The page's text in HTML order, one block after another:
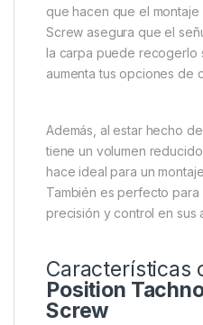
que hacen que el
Screw asegura que el
la carpa puede recogerlo
aumenta tus opciones de
Además, al estar hecho
tiene un volumen
hace ideal para un
También es perfecto
precisión y control en sus
Características
Position
Screw